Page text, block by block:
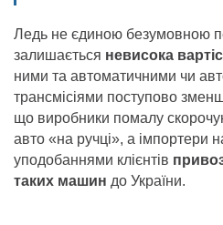
Ледь не єдиною безумовною
залишається невисока
ними та автоматичними чи
трансмісіями поступово
що виробники помалу
авто «на ручці», а імпортери
уподобаннями клієнтів
таких машин до України.